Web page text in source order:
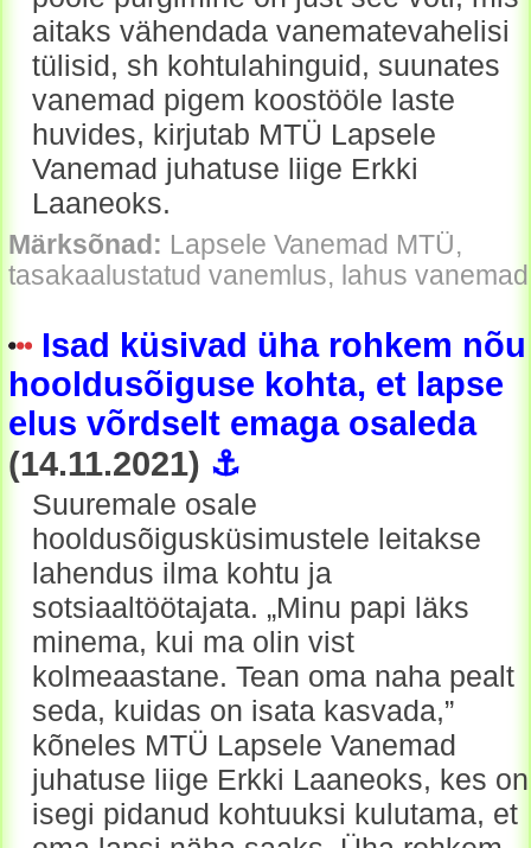
aitaks vähendada vanematevahelisi
tülisid, sh kohtulahinguid, suunates
vanemad pigem koostööle laste
huvides, kirjutab MTÜ Lapsele
Vanemad juhatuse liige Erkki
Laaneoks.
Märksõnad: Lapsele Vanemad MTÜ,
tasakaalustatud vanemlus, lahus vanemad
Isad küsivad üha rohkem nõu
hooldusõiguse kohta, et lapse
elus võrdselt emaga osaleda
(14.11.2021) ⚓
Suuremale osale
hooldusõigusküsimustele leitakse
lahendus ilma kohtu ja
sotsiaaltöötajata. „Minu papi läks
minema, kui ma olin vist
kolmeaastane. Tean oma naha pealt
seda, kuidas on isata kasvada,”
kõneles MTÜ Lapsele Vanemad
juhatuse liige Erkki Laaneoks, kes on
isegi pidanud kohtuuksi kulutama, et